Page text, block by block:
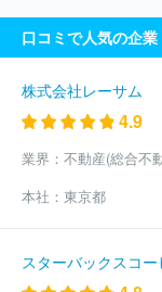
口コミで人気の企業
株式会社レーサム
4.9
業界： 不動産(総合不
本社： 東京都
スターバックスコ